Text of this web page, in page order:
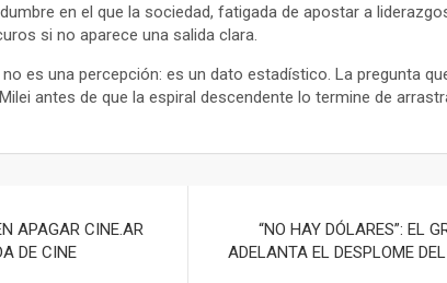
en el que la sociedad, fatigada de apostar a
si no aparece una salida clara.
es una percepción: es un dato estadístico. La pregunta
antes de que la espiral descendente lo termine de
APAGAR CINE.AR
DE CINE
“NO HAY DÓLARES”: EL
ADELANTA EL DESPLOME